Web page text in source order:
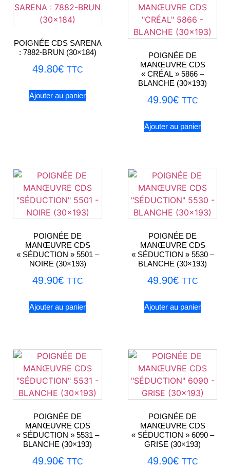
POIGNÉE CDS SARENA
: 7882-BRUN (30×184)
49.80€ TTC
Ajouter au panier
POIGNÉE DE
MANŒUVRE CDS
« CRÉAL » 5866 –
BLANCHE (30×193)
49.90€ TTC
Ajouter au panier
POIGNÉE DE
MANŒUVRE CDS
« SÉDUCTION » 5501 –
NOIRE (30×193)
49.90€ TTC
Ajouter au panier
POIGNÉE DE
MANŒUVRE CDS
« SÉDUCTION » 5530 –
BLANCHE (30×193)
49.90€ TTC
Ajouter au panier
POIGNÉE DE
MANŒUVRE CDS
« SÉDUCTION » 5531 –
BLANCHE (30×193)
49.90€ TTC
POIGNÉE DE
MANŒUVRE CDS
« SÉDUCTION » 6090 –
GRISE (30×193)
49.90€ TTC